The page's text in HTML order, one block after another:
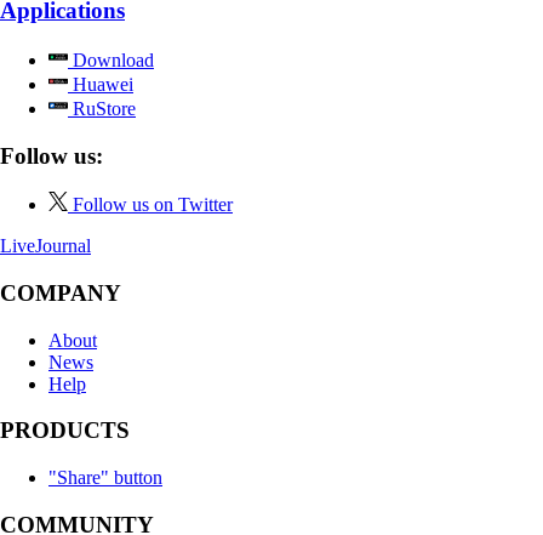
Applications
Download
Huawei
RuStore
Follow us:
Follow us on Twitter
LiveJournal
COMPANY
About
News
Help
PRODUCTS
"Share" button
COMMUNITY